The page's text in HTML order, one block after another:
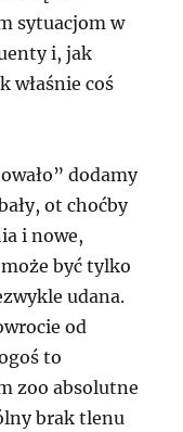
sytuacjom w
i, jak
właśnie coś
dodamy
ot choćby
i nowe,
być tylko
udana.
od
to
zoo absolutne
brak tlenu